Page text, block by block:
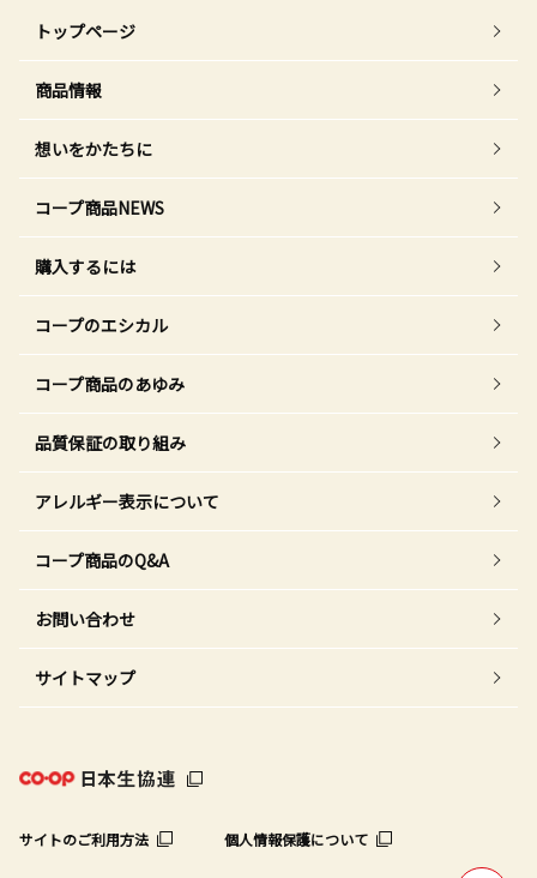
トップページ
商品情報
想いをかたちに
コープ商品NEWS
購入するには
コープのエシカル
コープ商品のあゆみ
品質保証の取り組み
アレルギー表示について
コープ商品のQ&A
お問い合わせ
サイトマップ
サイトのご利用方法 個人情報保護について